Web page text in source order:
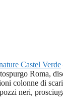
Castel Verde
Roma,
colonne di
neri,